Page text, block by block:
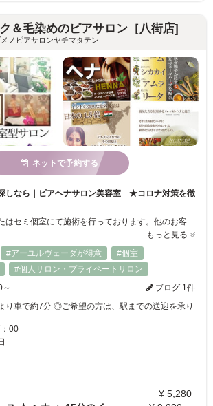
＆毛染めのピアサロン［八街店]
ノピアサロンヤチマタテン
ネットで予約する
なら｜ピアヘナサロン美容室 ★コロナ対策を徹
もっと見る
#アーユルヴェーダが得意
#個室
#個人サロン・プライベートサロン
～
ブログ 1件
車で約7分 ◎ご希望の方は、駅までの送迎を承り
00
¥ 5,280